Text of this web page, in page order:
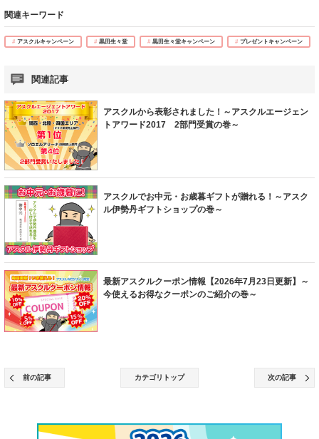
関連キーワード
アスクルキャンペーン 黒田生々堂 黒田生々堂キャンペーン プレゼントキャンペーン
関連記事
アスクルから表彰されました！～アスクルエージェン
トアワード2017 2部門受賞の巻～
アスクルでお中元・お歳暮ギフトが贈れる！～アスク
ル伊勢丹ギフトショップの巻～
最新アスクルクーポン情報【2026年7月23日更新】～
今使えるお得なクーポンのご紹介の巻～
前の記事 カテゴリトップ 次の記事